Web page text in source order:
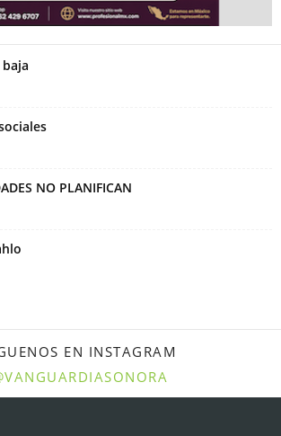
NO PLANIFICAN
EN INSTAGRAM